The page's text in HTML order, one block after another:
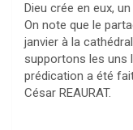
Dieu crée en eux,
On note que le
janvier à la
supportons les uns
prédication a été
César REAURAT.